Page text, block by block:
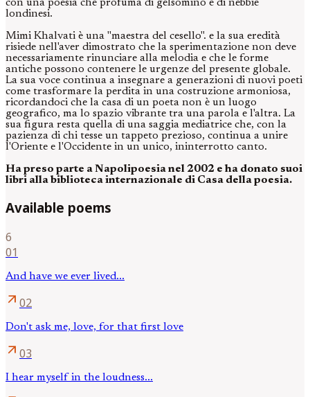
con una poesia che profuma di gelsomino e di nebbie
londinesi.
Mimi Khalvati è una "maestra del cesello". e la sua eredità
risiede nell'aver dimostrato che la sperimentazione non deve
necessariamente rinunciare alla melodia e che le forme
antiche possono contenere le urgenze del presente globale.
La sua voce continua a insegnare a generazioni di nuovi poeti
come trasformare la perdita in una costruzione armoniosa,
ricordandoci che la casa di un poeta non è un luogo
geografico, ma lo spazio vibrante tra una parola e l'altra. La
sua figura resta quella di una saggia mediatrice che, con la
pazienza di chi tesse un tappeto prezioso, continua a unire
l'Oriente e l'Occidente in un unico, ininterrotto canto.
Ha preso parte a Napolipoesia nel 2002 e ha donato suoi
libri alla biblioteca internazionale di Casa della poesia.
Available poems
6
01
And have we ever lived...
arrow_outward 02
Don't ask me, love, for that first love
arrow_outward 03
I hear myself in the loudness...